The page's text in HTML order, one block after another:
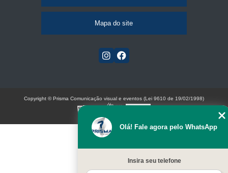
Mapa do site
Olá! Fale agora pelo WhatsApp
Insira seu telefone
Copyright © Prisma Comunicação visual e eventos (Lei 9610 de 19/02/1998)